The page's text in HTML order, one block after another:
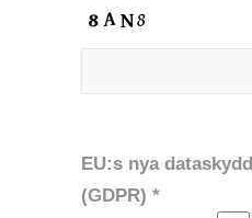
EU:s nya
(GDPR) *